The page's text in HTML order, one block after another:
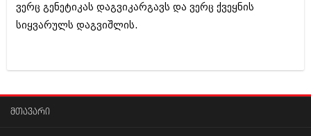
ვერც გენეტიკას დაგვიკარგავს და ვერც ქვეყნის
სიყვარულს დაგვიშლის.
მთავარი